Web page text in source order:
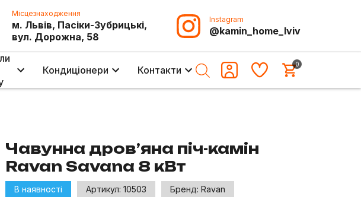
Місцезнаходження
м. Львів, Пасіки-Зубрицькі,
вул. Дорожна, 58
Instagram
@kamin_home_lviv
Кондиціонери Контакти 0
Чавунна дров’яна піч-камін
Ravan Savana 8 кВт
В наявності Артикул: 10503 Бренд: Ravan